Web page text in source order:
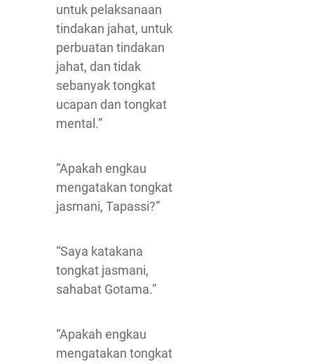
untuk pelaksanaan
tindakan jahat, untuk
perbuatan tindakan
jahat, dan tidak
sebanyak tongkat
ucapan dan tongkat
mental.”
“Apakah engkau
mengatakan tongkat
jasmani, Tapassi?”
“Saya katakana
tongkat jasmani,
sahabat Gotama.”
“Apakah engkau
mengatakan tongkat